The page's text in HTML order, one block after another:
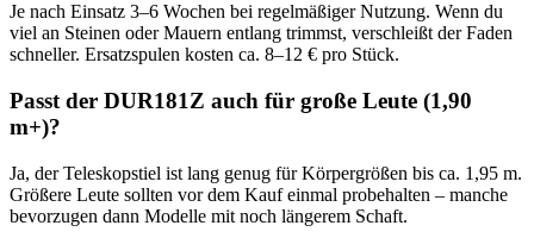
Je nach Einsatz 3–6 Wochen bei regelmäßiger Nutzung. Wenn du
viel an Steinen oder Mauern entlang trimmst, verschleißt der Faden
schneller. Ersatzspulen kosten ca. 8–12 € pro Stück.
Passt der DUR181Z auch für große Leute (1,90
m+)?
Ja, der Teleskopstiel ist lang genug für Körpergrößen bis ca. 1,95 m.
Größere Leute sollten vor dem Kauf einmal probehalten – manche
bevorzugen dann Modelle mit noch längerem Schaft.